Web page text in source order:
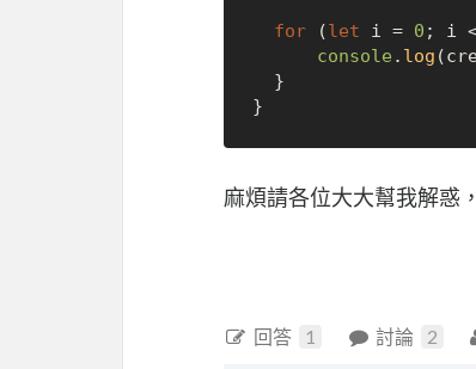
for (let i = 0 ; i
console . log
麻煩請各位大大幫我解惑
回答 1 討論 2